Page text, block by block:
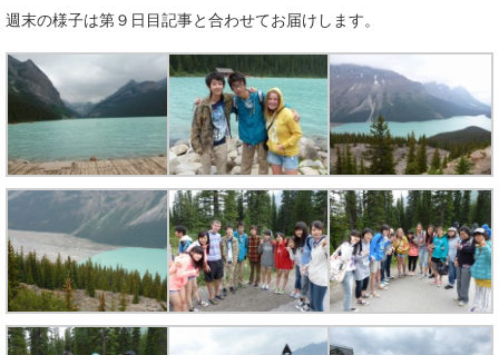
週末の様子は第９日目記事と合わせてお届けします。